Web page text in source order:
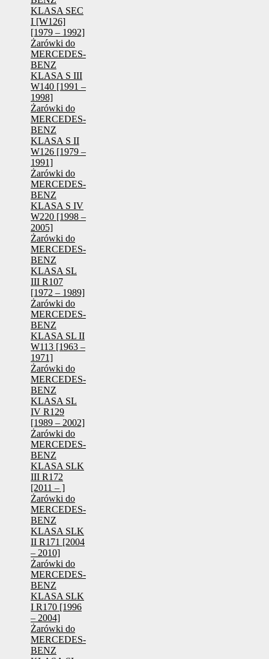
KLASA SEC
I [W126]
[1979 – 1992]
Żarówki do
MERCEDES-
BENZ
KLASA S III
W140 [1991 –
1998]
Żarówki do
MERCEDES-
BENZ
KLASA S II
W126 [1979 –
1991]
Żarówki do
MERCEDES-
BENZ
KLASA S IV
W220 [1998 –
2005]
Żarówki do
MERCEDES-
BENZ
KLASA SL
III R107
[1972 – 1989]
Żarówki do
MERCEDES-
BENZ
KLASA SL II
W113 [1963 –
1971]
Żarówki do
MERCEDES-
BENZ
KLASA SL
IV R129
[1989 – 2002]
Żarówki do
MERCEDES-
BENZ
KLASA SLK
III R172
[2011 – ]
Żarówki do
MERCEDES-
BENZ
KLASA SLK
II R171 [2004
– 2010]
Żarówki do
MERCEDES-
BENZ
KLASA SLK
I R170 [1996
– 2004]
Żarówki do
MERCEDES-
BENZ